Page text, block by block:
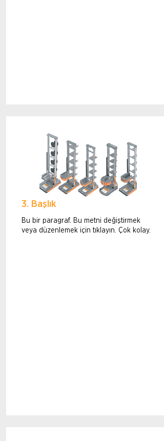
3. Başlık
Bu bir paragraf. Bu metni değiştirmek
veya düzenlemek için tıklayın. Çok kolay.